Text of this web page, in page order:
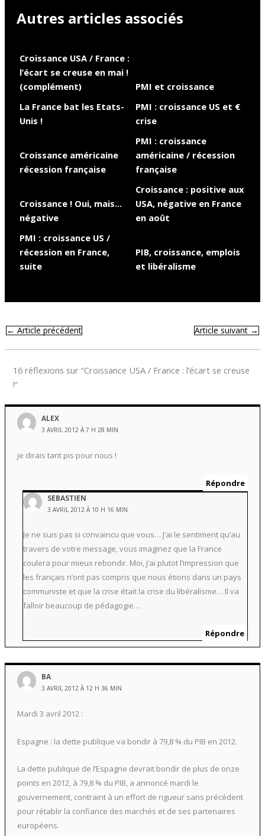
Autres articles associés
Croissance USA / France :
l’écart se creuse en mai !
(complément)
PMI et croissance
La France bat les Etats-
Unis !
PMI : croissance US et €
crise
Croissance américaine
récession française
PMI : croissance
américaine / récession
française
Croissance ! Oui, mais…
négative
Croissance : positive aux
USA, négative en France
en août
PMI : croissance US /
récession en France,
suite
PIB, croissance, emplois
et libéralisme
←Article précédent Article suivant→
16 réflexions sur “Croissance USA / France : l’écart se creuse
!”
ALEX
3 AVRIL 2012 À 7 H 28 MIN
je dirais tant pis pour nous !
Répondre
SEBASTIEN
3 AVRIL 2012 À 10 H 16 MIN
Je ne suis pas si convaincu que vous… J’ai le sentiment qu’au
travers de votre message, vous imaginez que la France
coulera pour mieux rebondir. Moi, j’ai plutot l’impression que
les français n’ont pas compris que nous étions dans un pays
communiste et que la crise était la crise du libéralisme… Il va
falloir beaucoup de pédagogie…
Répondre
BA
3 AVRIL 2012 À 12 H 36 MIN
Mardi 3 avril 2012 :
Espagne : la dette publique va bondir à 79,8 % du PIB en 2012.
La dette publique de l’Espagne devrait bondir de plus de onze
points en 2012, à 79,8 % du PIB, a annoncé mardi le
gouvernement, contraint à un effort de rigueur sans précédent
pour rétablir la confiance des marchés et de ses partenaires
européens.